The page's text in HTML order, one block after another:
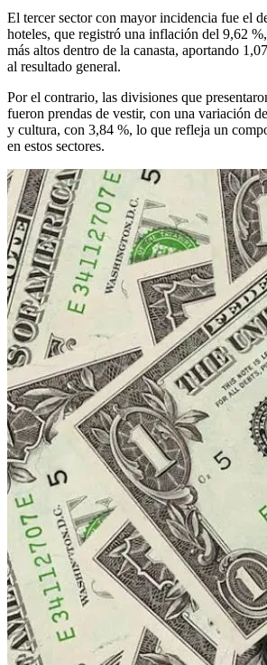
El tercer sector con mayor incidencia fue el
hoteles, que registró una inflación del 9,62
más altos dentro de la canasta, aportando
al resultado general.
Por el contrario, las divisiones que
fueron prendas de vestir, con una variación
y cultura, con 3,84 %, lo que refleja un
en estos sectores.